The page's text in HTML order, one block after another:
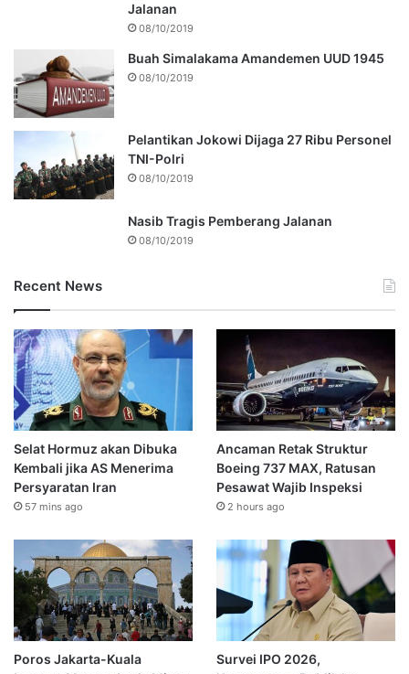
Jalanan
08/10/2019
Buah Simalakama Amandemen UUD 1945
08/10/2019
Pelantikan Jokowi Dijaga 27 Ribu Personel
TNI-Polri
08/10/2019
Nasib Tragis Pemberang Jalanan
08/10/2019
Recent News
Selat Hormuz akan Dibuka
Kembali jika AS Menerima
Persyaratan Iran
57 mins ago
Ancaman Retak Struktur
Boeing 737 MAX, Ratusan
Pesawat Wajib Inspeksi
2 hours ago
Poros Jakarta-Kuala
Survei IPO 2026,